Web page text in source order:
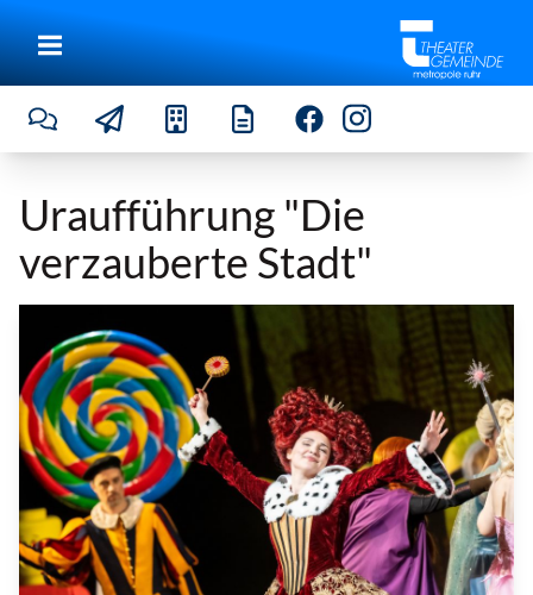
Uraufführung "Die
verzauberte Stadt"